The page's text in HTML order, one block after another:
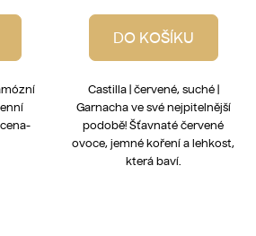
DO KOŠÍKU
Castilla | červené, suché |
Garnacha ve své nejpitelnější
podobě! Šťavnaté červené
ovoce, jemné koření a lehkost,
která baví.